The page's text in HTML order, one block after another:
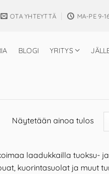
OTA YHTEYTTÄ MA-PE 9-
BLOGI YRITYS
Näytetään ainoa tulos
laadukkailla tuoksu-
kuorintasuolat ja muut